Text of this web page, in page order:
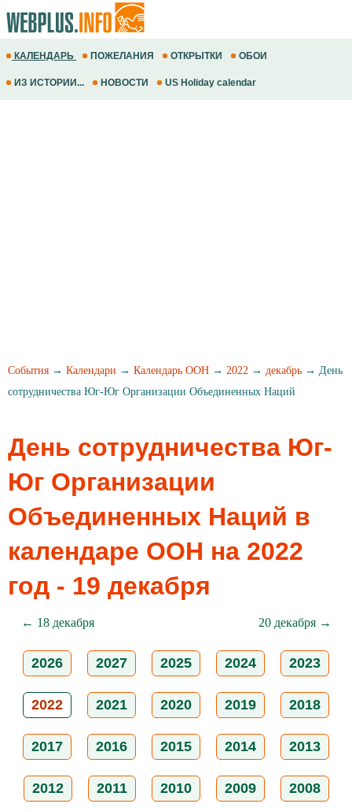
КАЛЕНДАРЬ ПОЖЕЛАНИЯ ОТКРЫТКИ ОБОИ
ИЗ ИСТОРИИ... НОВОСТИ US Holiday calendar
События → Календари → Календарь ООН → 2022 → декабрь → День
сотрудничества Юг-Юг Организации Объединенных Наций
День сотрудничества Юг-
Юг Организации
Объединенных Наций в
календаре ООН на 2022
год - 19 декабря
← 18 декабря 20 декабря →
2026 2027 2025 2024 2023
2022 2021 2020 2019 2018
2017 2016 2015 2014 2013
2012 2011 2010 2009 2008